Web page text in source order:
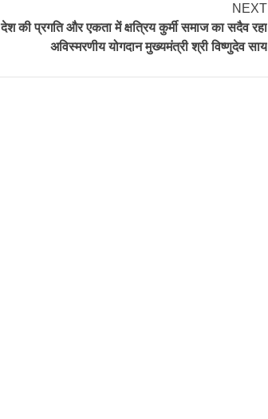
NEXT
देश की प्रगति और एकता में क्षत्रिय कुर्मी समाज का सदैव रहा
अविस्मरणीय योगदान मुख्यमंत्री श्री विष्णुदेव साय